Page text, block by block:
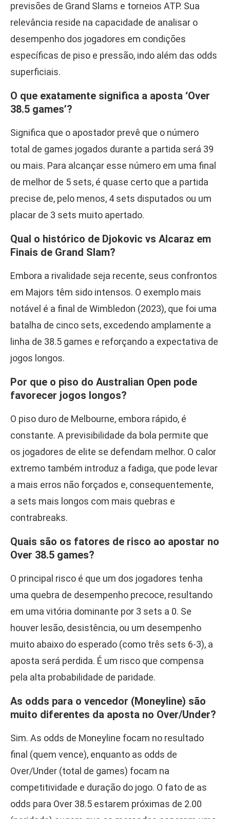
previsões de Grand Slams e torneios ATP. Sua
relevância reside na capacidade de analisar o
desempenho dos jogadores em condições
específicas de piso e pressão, indo além das odds
superficiais.
O que exatamente significa a aposta ‘Over
38.5 games’?
Significa que o apostador prevê que o número
total de games jogados durante a partida será 39
ou mais. Para alcançar esse número em uma final
de melhor de 5 sets, é quase certo que a partida
precise de, pelo menos, 4 sets disputados ou um
placar de 3 sets muito apertado.
Qual o histórico de Djokovic vs Alcaraz em
Finais de Grand Slam?
Embora a rivalidade seja recente, seus confrontos
em Majors têm sido intensos. O exemplo mais
notável é a final de Wimbledon (2023), que foi uma
batalha de cinco sets, excedendo amplamente a
linha de 38.5 games e reforçando a expectativa de
jogos longos.
Por que o piso do Australian Open pode
favorecer jogos longos?
O piso duro de Melbourne, embora rápido, é
constante. A previsibilidade da bola permite que
os jogadores de elite se defendam melhor. O calor
extremo também introduz a fadiga, que pode levar
a mais erros não forçados e, consequentemente,
a sets mais longos com mais quebras e
contrabreaks.
Quais são os fatores de risco ao apostar no
Over 38.5 games?
O principal risco é que um dos jogadores tenha
uma quebra de desempenho precoce, resultando
em uma vitória dominante por 3 sets a 0. Se
houver lesão, desistência, ou um desempenho
muito abaixo do esperado (como três sets 6-3), a
aposta será perdida. É um risco que compensa
pela alta probabilidade de paridade.
As odds para o vencedor (Moneyline) são
muito diferentes da aposta no Over/Under?
Sim. As odds de Moneyline focam no resultado
final (quem vence), enquanto as odds de
Over/Under (total de games) focam na
competitividade e duração do jogo. O fato de as
odds para Over 38.5 estarem próximas de 2.00